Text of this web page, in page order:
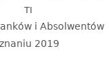
TI
i Absolwentów
2019